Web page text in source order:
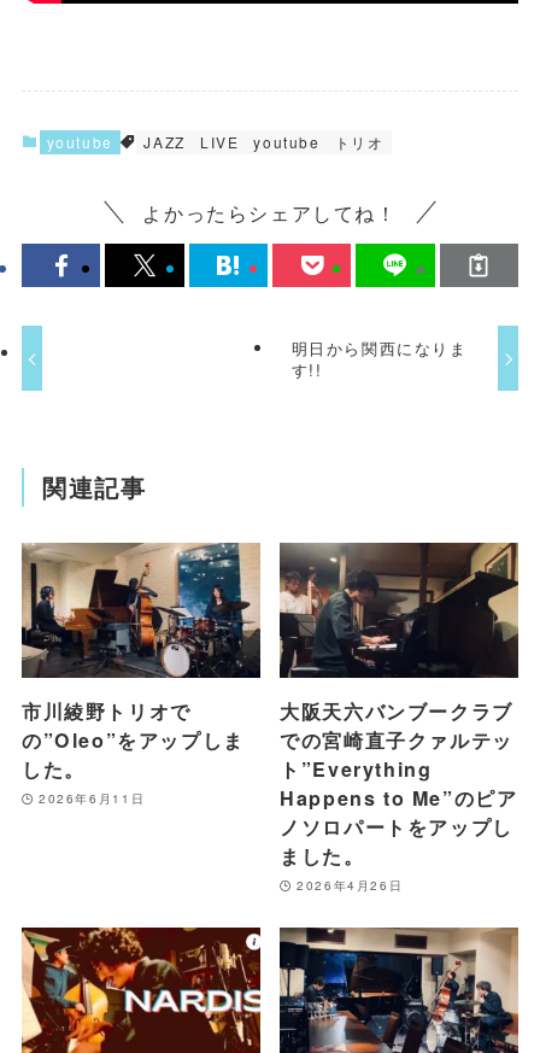
youtube JAZZ LIVE youtube トリオ
よかったらシェアしてね！
明日から関西になりま
す!!
関連記事
市川綾野トリオで
の”Oleo”をアップしま
した。
2026年6月11日
大阪天六バンブークラブ
での宮崎直子クァルテッ
ト”Everything
Happens to Me”のピア
ノソロパートをアップし
ました。
2026年4月26日